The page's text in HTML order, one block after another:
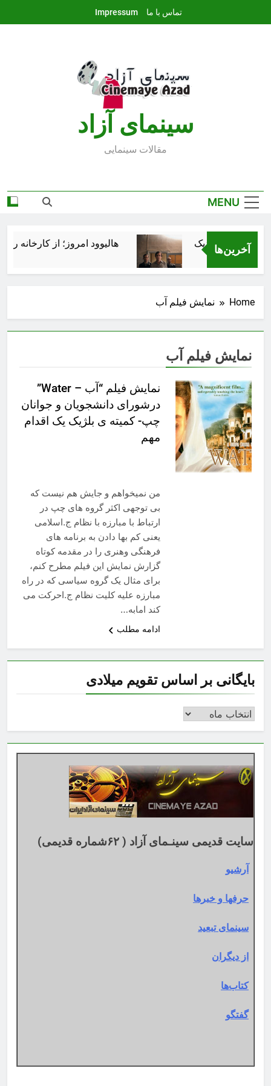
تماس با ما Impressum
سينماى آزاد
مقالات سينمايى
MENU
آخرین‌ها هالیوود امروز؛ از کارخانه
Home نمایش فیلم آب
نمایش فیلم آب
نمایش فیلم “آب – Water”
درشورای دانشجویان و جوانان
چپ- کمیته ی بلژیک یک اقدام
مهم
من نمیخواهم و جایش هم نیست که
بی توجهی اکثر گروه های چپ در
ارتباط با مبارزه با نظام ج.اسلامی
یعنی کم بها دادن به برنامه های
فرهنگی وهنری را در مقدمه کوتاه
گزارش نمایش این فیلم مطرح کنم،
برای مثال یک گروه سیاسی که در راه
مبارزه علیه کلیت نظام ج.احرکت می
کند امابه…
ادامه مطلب
بایگانی بر اساس تقویم میلادی
بایگانی
اساس
تقویم
میلادی
سایت قدیمی سینـمای آزاد ( ۶۲شماره قدیمی)
آرشیو
حرفها و خبرها
سینمای تبعید
از دیگران
کتاب‌ها
گفتگو